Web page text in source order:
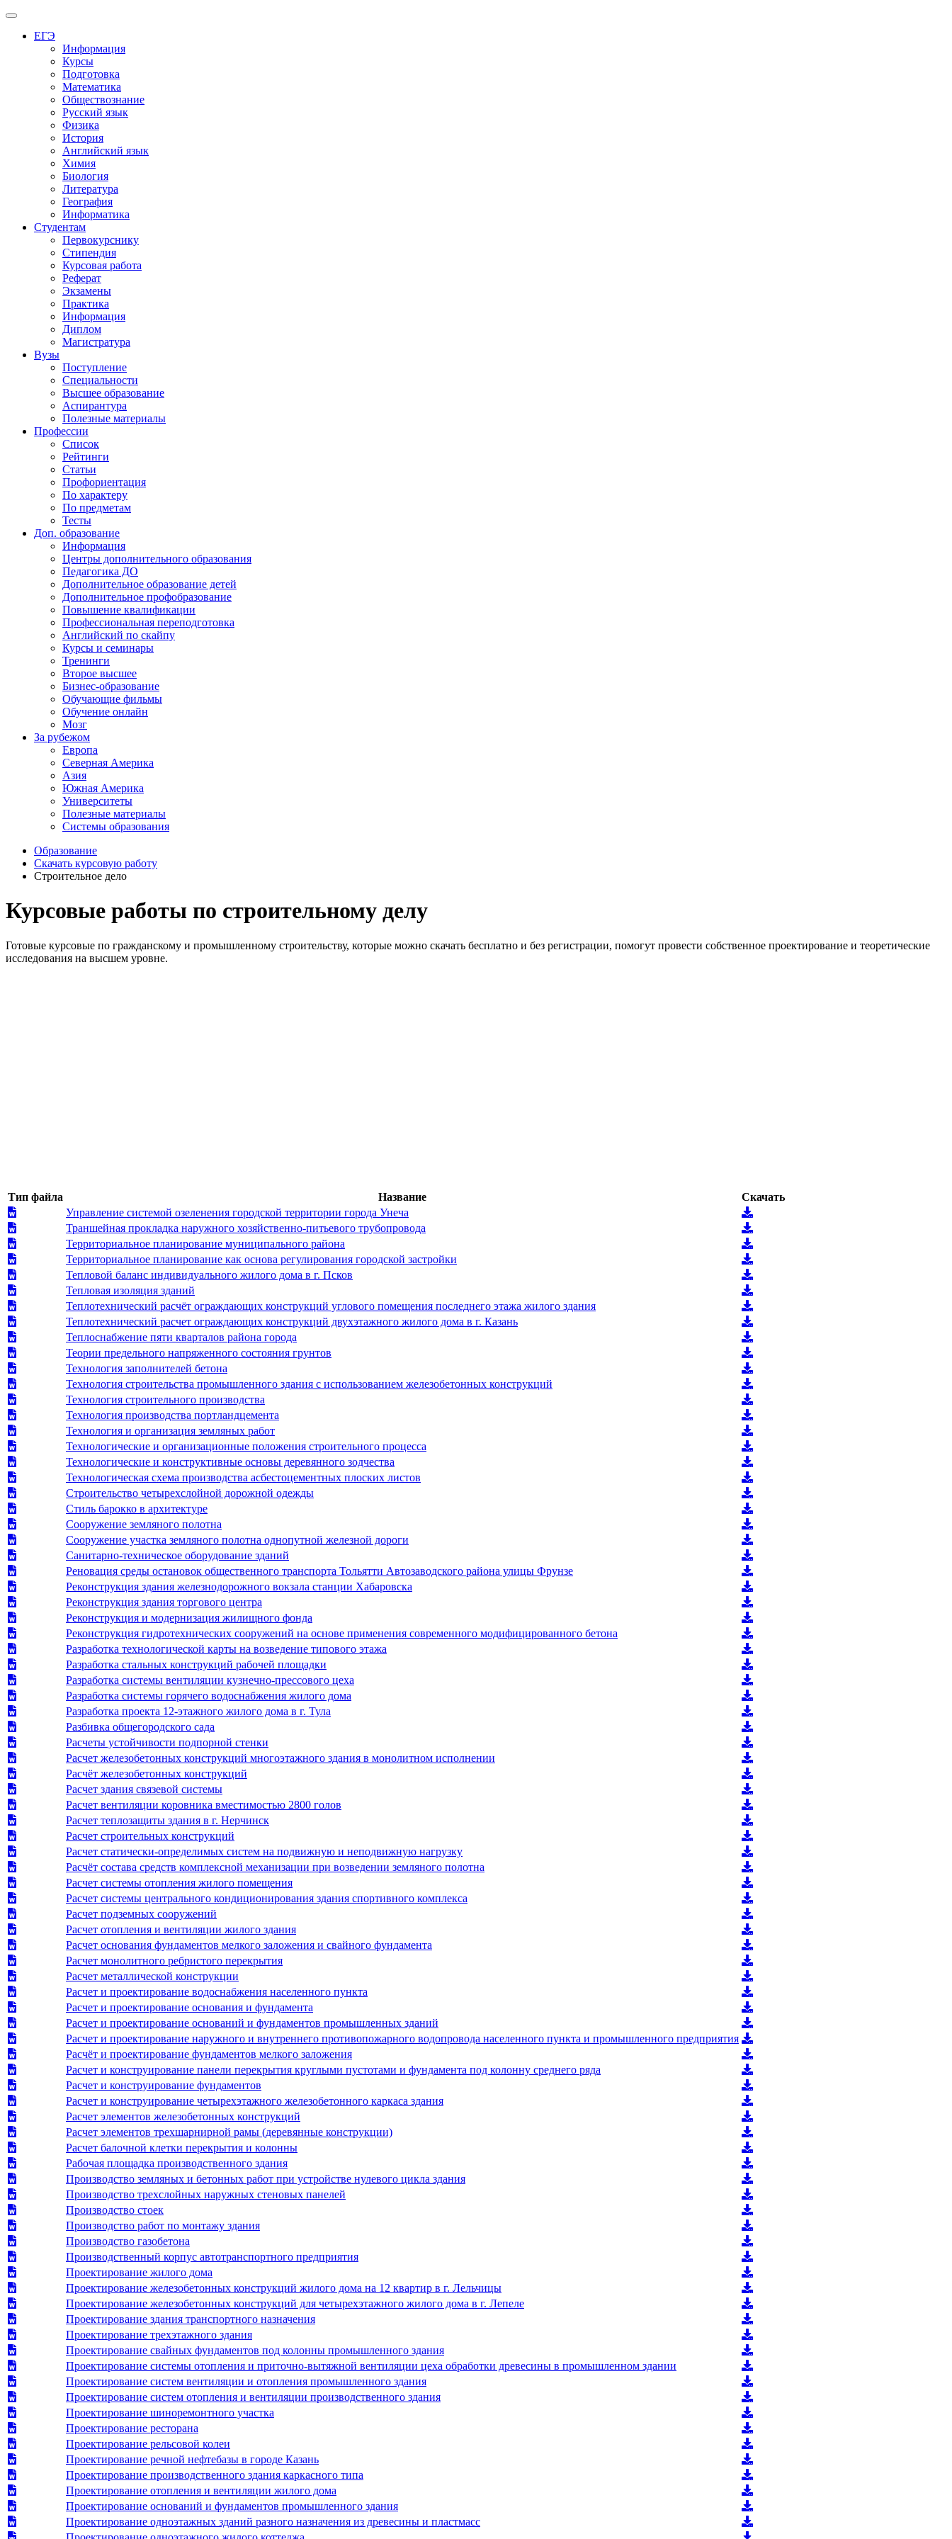
Меню
ЕГЭ
Информация
Курсы
Подготовка
Математика
Обществознание
Русский язык
Физика
История
Английский язык
Химия
Биология
Литература
География
Информатика
Студентам
Первокурснику
Стипендия
Курсовая работа
Реферат
Экзамены
Практика
Информация
Диплом
Магистратура
Вузы
Поступление
Специальности
Высшее образование
Аспирантура
Полезные материалы
Профессии
Список
Рейтинги
Статьи
Профориентация
По характеру
По предметам
Тесты
Доп. образование
Информация
Центры дополнительного образования
Педагогика ДО
Дополнительное образование детей
Дополнительное профобразование
Повышение квалификации
Профессиональная переподготовка
Английский по скайпу
Курсы и семинары
Тренинги
Второе высшее
Бизнес-образование
Обучающие фильмы
Обучение онлайн
Мозг
За рубежом
Европа
Северная Америка
Азия
Южная Америка
Университеты
Полезные материалы
Системы образования
Образование
Скачать курсовую работу
Строительное дело
Курсовые работы по строительному делу
Готовые курсовые по гражданскому и промышленному строительству, которые можно скачать бесплатно и без регистрации, помогут провести собственное проектирование и теоретические
исследования на высшем уровне.
Тип файла Название
Скачать
Управление системой озеленения городской территории города Унеча
Траншейная прокладка наружного хозяйственно-питьевого трубопровода
Территориальное планирование муниципального района
Территориальное планирование как основа регулирования городской застройки
Тепловой баланс индивидуального жилого дома в г. Псков
Тепловая изоляция зданий
Теплотехнический расчёт ограждающих конструкций углового помещения последнего этажа жилого здания
Теплотехнический расчет ограждающих конструкций двухэтажного жилого дома в г. Казань
Теплоснабжение пяти кварталов района города
Теории предельного напряженного состояния грунтов
Технология заполнителей бетона
Технология строительства промышленного здания с использованием железобетонных конструкций
Технология строительного производства
Технология производства портландцемента
Технология и организация земляных работ
Технологические и организационные положения строительного процесса
Технологические и конструктивные основы деревянного зодчества
Технологическая схема производства асбестоцементных плоских листов
Строительство четырехслойной дорожной одежды
Стиль барокко в архитектуре
Сооружение земляного полотна
Сооружение участка земляного полотна однопутной железной дороги
Санитарно-техническое оборудование зданий
Реновация среды остановок общественного транспорта Тольятти Автозаводского района улицы Фрунзе
Реконструкция здания железнодорожного вокзала станции Хабаровска
Реконструкция здания торгового центра
Реконструкция и модернизация жилищного фонда
Реконструкция гидротехнических сооружений на основе применения современного модифицированного бетона
Разработка технологической карты на возведение типового этажа
Разработка стальных конструкций рабочей площадки
Разработка системы вентиляции кузнечно-прессового цеха
Разработка системы горячего водоснабжения жилого дома
Разработка проекта 12-этажного жилого дома в г. Тула
Разбивка общегородского сада
Расчеты устойчивости подпорной стенки
Расчет железобетонных конструкций многоэтажного здания в монолитном исполнении
Расчёт железобетонных конструкций
Расчет здания связевой системы
Расчет вентиляции коровника вместимостью 2800 голов
Расчет теплозащиты здания в г. Нерчинск
Расчет строительных конструкций
Расчет статически-определимых систем на подвижную и неподвижную нагрузку
Расчёт состава средств комплексной механизации при возведении земляного полотна
Расчет системы отопления жилого помещения
Расчет системы центрального кондиционирования здания спортивного комплекса
Расчет подземных сооружений
Расчет отопления и вентиляции жилого здания
Расчет основания фундаментов мелкого заложения и свайного фундамента
Расчет монолитного ребристого перекрытия
Расчет металлической конструкции
Расчет и проектирование водоснабжения населенного пункта
Расчет и проектирование основания и фундамента
Расчет и проектирование оснований и фундаментов промышленных зданий
Расчет и проектирование наружного и внутреннего противопожарного водопровода населенного пункта и промышленного предприятия
Расчёт и проектирование фундаментов мелкого заложения
Расчет и конструирование панели перекрытия круглыми пустотами и фундамента под колонну среднего ряда
Расчет и конструирование фундаментов
Расчет и конструирование четырехэтажного железобетонного каркаса здания
Расчет элементов железобетонных конструкций
Расчет элементов трехшарнирной рамы (деревянные конструкции)
Расчет балочной клетки перекрытия и колонны
Рабочая площадка производственного здания
Производство земляных и бетонных работ при устройстве нулевого цикла здания
Производство трехслойных наружных стеновых панелей
Производство стоек
Производство работ по монтажу здания
Производство газобетона
Производственный корпус автотранспортного предприятия
Проектирование жилого дома
Проектирование железобетонных конструкций жилого дома на 12 квартир в г. Лельчицы
Проектирование железобетонных конструкций для четырехэтажного жилого дома в г. Лепеле
Проектирование здания транспортного назначения
Проектирование трехэтажного здания
Проектирование свайных фундаментов под колонны промышленного здания
Проектирование системы отопления и приточно-вытяжной вентиляции цеха обработки древесины в промышленном здании
Проектирование систем вентиляции и отопления промышленного здания
Проектирование систем отопления и вентиляции производственного здания
Проектирование шиноремонтного участка
Проектирование ресторана
Проектирование рельсовой колеи
Проектирование речной нефтебазы в городе Казань
Проектирование производственного здания каркасного типа
Проектирование отопления и вентиляции жилого дома
Проектирование оснований и фундаментов промышленного здания
Проектирование одноэтажных зданий разного назначения из древесины и пластмасс